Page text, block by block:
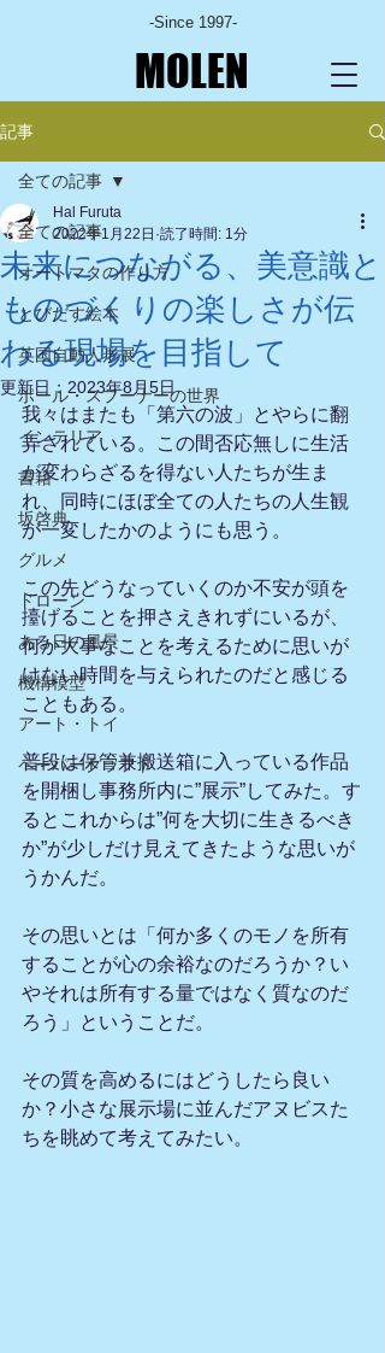
-Since 1997-
MOLEN
記事
全ての記事
オートマタの作り方
とびだす絵本
英国自動人形展
ポール・スプーナーの世界
インテリア
書籍
坂啓典
グルメ
ドローン
ある日の風景
機構模型
アート・トイ
ペーパークラフト
全ての記事
未来につながる、美意識と
ものづくりの楽しさが伝
わる現場を目指して
Hal Furuta
2022年1月22日 読了時間: 1分
更新日： 2023年8月5日
我々はまたも「第六の波」とやらに翻
弄されている。この間否応無しに生活
が変わらざるを得ない人たちが生ま
れ、同時にほぼ全ての人たちの人生観
が一変したかのようにも思う。
この先どうなっていくのか不安が頭を
擡げることを押さえきれずにいるが、
何か大事なことを考えるために思いが
けない時間を与えられたのだと感じる
こともある。
普段は保管兼搬送箱に入っている作品
を開梱し事務所内に”展示”してみた。す
るとこれからは”何を大切に生きるべき
か”が少しだけ見えてきたような思いが
うかんだ。
その思いとは「何か多くのモノを所有
することが心の余裕なのだろうか？い
やそれは所有する量ではなく質なのだ
ろう」ということだ。
その質を高めるにはどうしたら良い
か？小さな展示場に並んだアヌビスた
ちを眺めて考えてみたい。